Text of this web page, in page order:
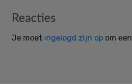
Reader
Reacties
Je moet ingelogd zijn op om